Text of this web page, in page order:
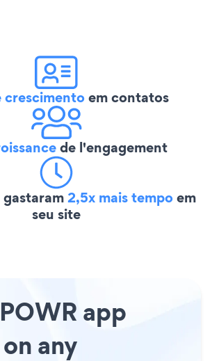
crescimentoem contatos
de l'engagement
2,5x mais tempoem
seu site
app
any